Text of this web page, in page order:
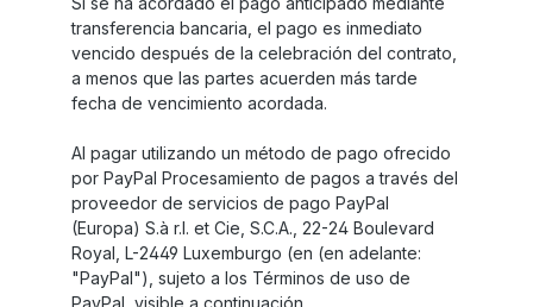
transferencia bancaria, el pago es inmediato
vencido después de la celebración del contrato,
a menos que las partes acuerden más tarde
fecha de vencimiento acordada.
Al pagar utilizando un método de pago ofrecido
por PayPal Procesamiento de pagos a través del
proveedor de servicios de pago PayPal
(Europa) S.à r.l. et Cie, S.C.A., 22-24 Boulevard
Royal, L-2449 Luxemburgo (en (en adelante:
"PayPal"), sujeto a los Términos de uso de